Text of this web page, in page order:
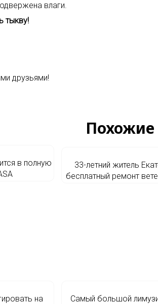
влаги.
тыкву!
друзьями!
Похожие
в полную
33-летний житель
бесплатный ремонт
на Самый большой